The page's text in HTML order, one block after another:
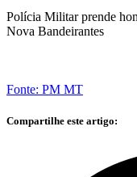
Polícia Militar prende
Nova Bandeirantes
Fonte: PM MT
Compartilhe este artigo: